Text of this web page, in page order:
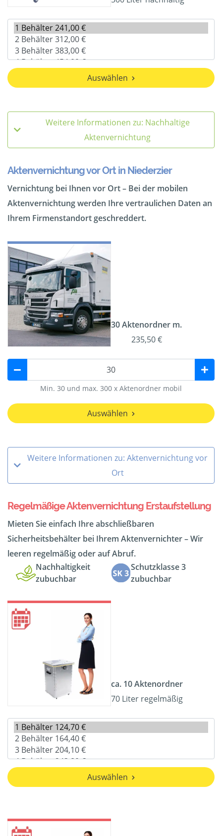
Auswählen
Weitere Informationen zu: Nachhaltige
Aktenvernichtung
Aktenvernichtung vor Ort in Niederzier
Vernichtung bei Ihnen vor Ort – Bei der mobilen
Aktenvernichtung werden Ihre vertraulichen Daten an
Ihrem Firmenstandort geschreddert.
30 Aktenordner m.
235,50 €
Min. 30 und max. 300 x Aktenordner mobil
Auswählen
Weitere Informationen zu: Aktenvernichtung vor
Ort
Regelmäßige Aktenvernichtung Erstaufstellung
Mieten Sie einfach Ihre abschließbaren
Sicherheitsbehälter bei Ihrem Aktenvernichter – Wir
leeren regelmäßig oder auf Abruf.
Nachhaltigkeit
zubuchbar
Schutzklasse 3
zubuchbar
ca. 10 Aktenordner
70 Liter regelmäßig
Auswählen